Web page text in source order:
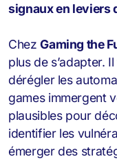
signaux en leviers
ChezGaming the
plus de s’adapter.
dérégler les
games immergent
plausibles pour
identifier les
émerger des